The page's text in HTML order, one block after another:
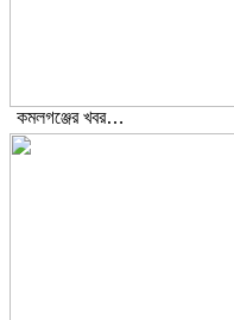
কমলগঞ্জের খবর…